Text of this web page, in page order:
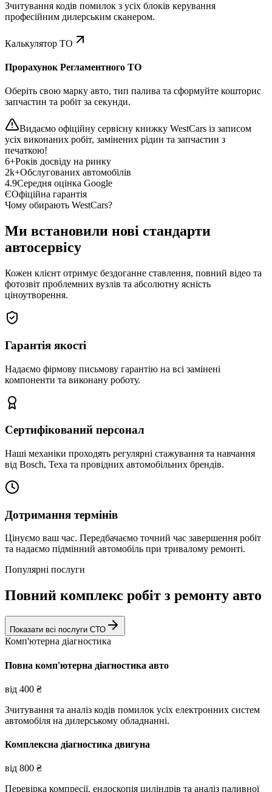
Зчитування кодів помилок з усіх блоків керування
професійним дилерським сканером.
Калькулятор ТО
Прорахунок Регламентного ТО
Оберіть свою марку авто, тип палива та сформуйте кошторис
запчастин та робіт за секунди.
Видаємо офіційну сервісну книжку WestCars із записом
усіх виконаних робіт, замінених рідин та запчастин з
печаткою!
6+Років досвіду на ринку
2k+Обслугованих автомобілів
4.9Середня оцінка Google
ЄОфіційна гарантія
Чому обирають WestCars?
Ми встановили нові стандарти
автосервісу
Кожен клієнт отримує бездоганне ставлення, повний відео та
фотозвіт проблемних вузлів та абсолютну ясність
ціноутворення.
Гарантія якості
Надаємо фірмову письмову гарантію на всі замінені
компоненти та виконану роботу.
Сертифікований персонал
Наші механіки проходять регулярні стажування та навчання
від Bosch, Texa та провідних автомобільних брендів.
Дотримання термінів
Цінуємо ваш час. Передбачаємо точний час завершення робіт
та надаємо підмінний автомобіль при тривалому ремонті.
Популярні послуги
Повний комплекс робіт з ремонту авто
Показати всі послуги СТО
Комп'ютерна діагностика
Повна комп'ютерна діагностика авто
від 400 ₴
Зчитування та аналіз кодів помилок усіх електронних систем
автомобіля на дилерському обладнанні.
Комплексна діагностика двигуна
від 800 ₴
Перевірка компресії, ендоскопія циліндрів та аналіз паливної